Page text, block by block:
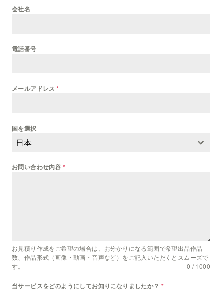
会社名
電話番号
メールアドレス*
国を選択
日本
お問い合わせ内容 *
お見積り作成をご希望の場合は、お分かりになる範囲で希望出品作品
数、作品形式（画像・動画・音声など）をご記入いただくとスムーズで
す。
0 / 1000
当サービスをどのようにしてお知りになりましたか？ *